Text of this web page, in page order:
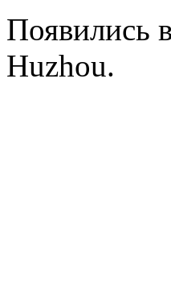
Появились
Huzhou.